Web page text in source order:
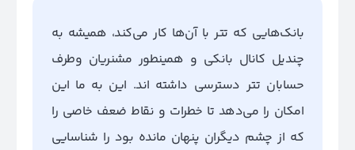
بانک‌هایی که تتر با آن‌ها کار می‌کند، همیشه به
چندیل کانال بانکی و همینطور مشنریان وطرف
حسابان تتر دسترسی داشته اند. این به ما این
امکان را می‌دهد تا خطرات و نقاط ضعف خاصی را
که از چشم دیگران پنهان مانده بود را شناسایی